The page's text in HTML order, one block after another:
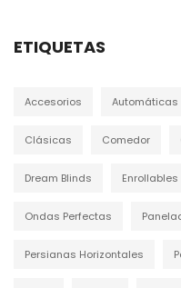
ETIQUETAS
Accesorios Automáticas
Clásicas Comedor
Dream Blinds Enrollables
Ondas Perfectas
Persianas Horizontales